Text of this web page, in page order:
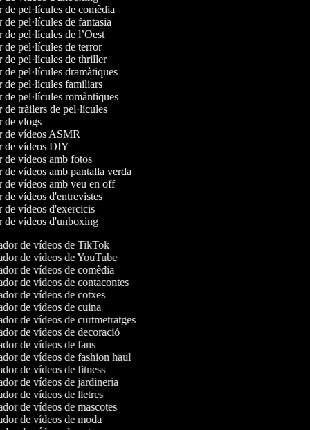
de pel·lícules de comèdia
de pel·lícules de fantasia
de pel·lícules de l’Oest
de pel·lícules de terror
de pel·lícules de thriller
de pel·lícules dramàtiques
de pel·lícules familiars
de pel·lícules romàntiques
de tràilers de pel·lícules
de vlogs
de vídeos ASMR
de vídeos DIY
de vídeos amb fotos
de vídeos amb pantalla verda
de vídeos amb veu en off
de vídeos d'entrevistes
de vídeos d'exercicis
de vídeos d'unboxing
de vídeos de TikTok
de vídeos de YouTube
de vídeos de comèdia
de vídeos de contacontes
de vídeos de cotxes
de vídeos de cuina
de vídeos de curtmetratges
de vídeos de decoració
de vídeos de fans
de vídeos de fashion haul
de vídeos de fitness
de vídeos de jardineria
de vídeos de lletres
de vídeos de mascotes
de vídeos de moda